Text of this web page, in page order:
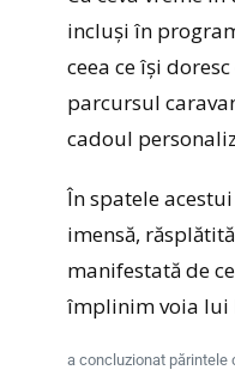
incluși în
ceea ce își
parcursul
cadoul
În spatele
imensă,
manifestată de
împlinim voia lui
a concluzionat părintele